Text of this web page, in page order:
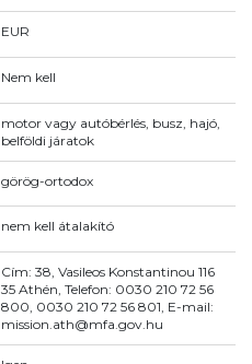
EUR
Nem kell
motor vagy autóbérlés, busz, hajó,
belföldi járatok
görög-ortodox
nem kell átalakító
Cím: 38, Vasileos Konstantinou 116
35 Athén, Telefon: 0030 210 72 56
800, 0030 210 72 56 801, E-mail:
mission.ath@mfa.gov.hu